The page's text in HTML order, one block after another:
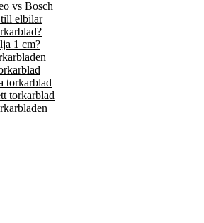
vs Bosch
elbilar
1 cm?
torkarblad
torkarblad